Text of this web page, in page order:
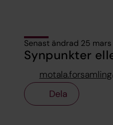
Senast ändrad 25
Synpunkter
Dela